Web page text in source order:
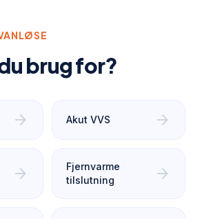
brug for?
arrow_forward Akut VVS arrow_forward
arrow_forward
Fjernvarme
tilslutning
arrow_forward